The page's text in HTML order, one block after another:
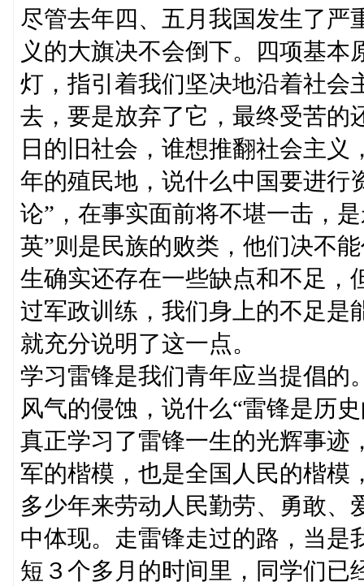
尽管去年四、五月我国发生了严
义的大旗决不会倒下。四项基
灯，指引着我们坚决地沿着社会
去，要是放弃了它，最终受苦的
日的旧社会，谁想推翻社会主
年的殖民地，说什么中国要进行
论”，在事实面前将不堪一击，
英”则是民族的败类，他们决不
生确实还存在一些缺点和不足，
过军政训练，我们身上的不足是
就充分说明了这一点。
学习雷锋是我们青年应当提倡的
风气的侵蚀，说什么“雷锋是历
真正学习了雷锋一生的光辉事迹
军的楷模，也是全国人民的楷模
多少年来劳动人民勤劳、勇敢、
中体现。走雷锋走过的路，当是
短３个多月的时间里，同学们已